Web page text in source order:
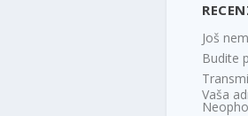
Još
Budite
Vaša